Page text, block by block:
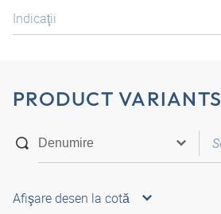
Indicaţii
PRODUCT VARIANTS
Afişare desen la cotă